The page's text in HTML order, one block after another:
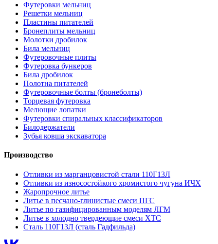
Футеровки мельниц
Решетки мельниц
Пластины питателей
Бронеплиты мельниц
Молотки дробилок
Била мельниц
Футеровочные плиты
Футеровка бункеров
Била дробилок
Полотна питателей
Футеровочные болты (бронеболты)
Торцевая футеровка
Мелющие лопатки
Футеровки спиральных классификаторов
Билодержатели
Зубья ковша экскаватора
Производство
Отливки из марганцовистой стали 110Г13Л
Отливки из износостойкого хромистого чугуна ИЧХ
Жаропрочное литье
Литье в песчано-глинистые смеси ПГС
Литье по газифицированным моделям ЛГМ
Литье в холодно твердеющие смеси ХТС
Сталь 110Г13Л (сталь Гадфильда)